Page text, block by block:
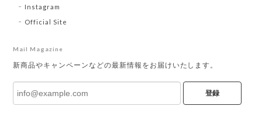
Instagram
Official Site
Mail Magazine
新商品やキャンペーンなどの最新情報をお届けいたします。
登録